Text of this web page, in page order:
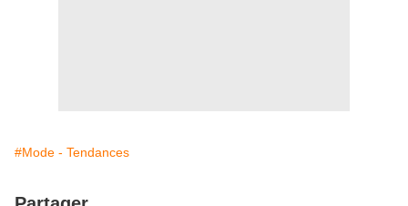
#Mode - Tendances